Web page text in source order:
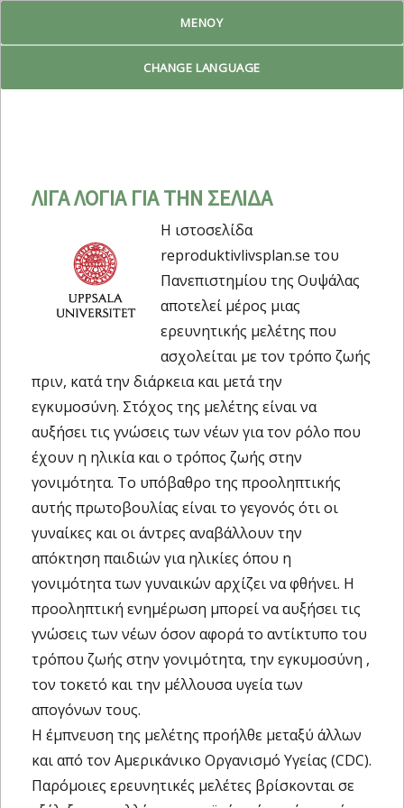
Reproduktiv LivsplanΜΕΝΟΎ
CHANGE LANGUAGE
ΛΙΓΑ ΛΟΓΙΑ ΓΙΑ ΤΗΝ ΣΕΛΙΔΑ
Η ιστοσελίδα
reproduktivlivsplan.se του
Πανεπιστημίου της Ουψάλας
αποτελεί μέρος μιας
ερευνητικής μελέτης που
ασχολείται με τον τρόπο ζωής
πριν, κατά την διάρκεια και μετά την
εγκυμοσύνη. Στόχος της μελέτης είναι να
αυξήσει τις γνώσεις των νέων για τον ρόλο που
έχουν η ηλικία και ο τρόπος ζωής στην
γονιμότητα. Tο υπόβαθρο της προοληπτικής
αυτής πρωτοβουλίας είναι το γεγονός ότι οι
γυναίκες και οι άντρες αναβάλλουν την
απόκτηση παιδιών για ηλικίες όπου η
γονιμότητα των γυναικών αρχίζει να φθήνει. Η
προοληπτική ενημέρωση μπορεί να αυξήσει τις
γνώσεις των νέων όσον αφορά το αντίκτυπο του
τρόπου ζωής στην γονιμότητα, την εγκυμοσύνη ,
τον τοκετό και την μέλλουσα υγεία των
απογόνων τους.
Η έμπνευση της μελέτης προήλθε μεταξύ άλλων
και από τον Αμερικάνικο Οργανισμό Υγείας (CDC).
Παρόμοιες ερευνητικές μελέτες βρίσκονται σε